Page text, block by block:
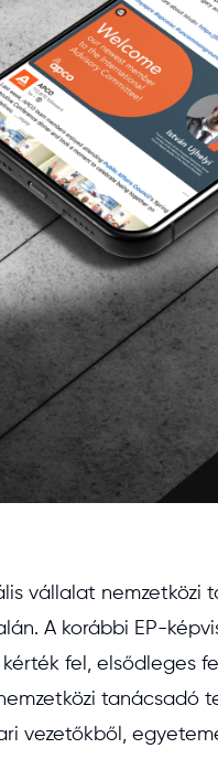
vállalat
A korábbi EP-
fel, elsődleges
tanácsadó
vezetőkből,